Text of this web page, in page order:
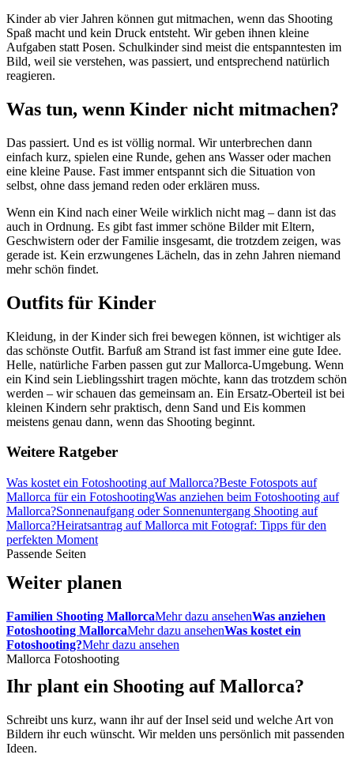
Kinder ab vier Jahren können gut mitmachen, wenn das Shooting
Spaß macht und kein Druck entsteht. Wir geben ihnen kleine
Aufgaben statt Posen. Schulkinder sind meist die entspanntesten im
Bild, weil sie verstehen, was passiert, und entsprechend natürlich
reagieren.
Was tun, wenn Kinder nicht mitmachen?
Das passiert. Und es ist völlig normal. Wir unterbrechen dann
einfach kurz, spielen eine Runde, gehen ans Wasser oder machen
eine kleine Pause. Fast immer entspannt sich die Situation von
selbst, ohne dass jemand reden oder erklären muss.
Wenn ein Kind nach einer Weile wirklich nicht mag – dann ist das
auch in Ordnung. Es gibt fast immer schöne Bilder mit Eltern,
Geschwistern oder der Familie insgesamt, die trotzdem zeigen, was
gerade ist. Kein erzwungenes Lächeln, das in zehn Jahren niemand
mehr schön findet.
Outfits für Kinder
Kleidung, in der Kinder sich frei bewegen können, ist wichtiger als
das schönste Outfit. Barfuß am Strand ist fast immer eine gute Idee.
Helle, natürliche Farben passen gut zur Mallorca-Umgebung. Wenn
ein Kind sein Lieblingsshirt tragen möchte, kann das trotzdem schön
werden – wir schauen das gemeinsam an. Ein Ersatz-Oberteil ist bei
kleinen Kindern sehr praktisch, denn Sand und Eis kommen
meistens genau dann, wenn das Shooting beginnt.
Weitere Ratgeber
Was kostet ein Fotoshooting auf Mallorca?Beste Fotospots auf
Mallorca für ein FotoshootingWas anziehen beim Fotoshooting auf
Mallorca?Sonnenaufgang oder Sonnenuntergang Shooting auf
Mallorca?Heiratsantrag auf Mallorca mit Fotograf: Tipps für den
perfekten Moment
Passende Seiten
Weiter planen
Familien Shooting MallorcaMehr dazu ansehenWas anziehen
Fotoshooting MallorcaMehr dazu ansehenWas kostet ein
Fotoshooting?Mehr dazu ansehen
Mallorca Fotoshooting
Ihr plant ein Shooting auf Mallorca?
Schreibt uns kurz, wann ihr auf der Insel seid und welche Art von
Bildern ihr euch wünscht. Wir melden uns persönlich mit passenden
Ideen.